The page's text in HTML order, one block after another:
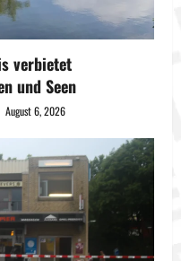
verbietet
und Seen
August 6, 2026